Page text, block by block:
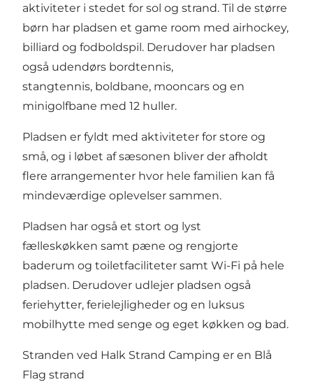
aktiviteter i stedet for sol og strand. Til de større
børn har pladsen et game room med airhockey,
billiard og fodboldspil. Derudover har pladsen
også udendørs bordtennis,
stangtennis, boldbane, mooncars og en
minigolfbane med 12 huller.
Pladsen er fyldt med aktiviteter for store og
små, og i løbet af sæsonen bliver der afholdt
flere arrangementer hvor hele familien kan få
mindeværdige oplevelser sammen.
Pladsen har også et stort og lyst
fælleskøkken samt pæne og rengjorte
baderum og toiletfaciliteter samt Wi-Fi på hele
pladsen. Derudover udlejer pladsen også
feriehytter, ferielejligheder og en luksus
mobilhytte med senge og eget køkken og bad.
Stranden ved Halk Strand Camping er en Blå
Flag strand